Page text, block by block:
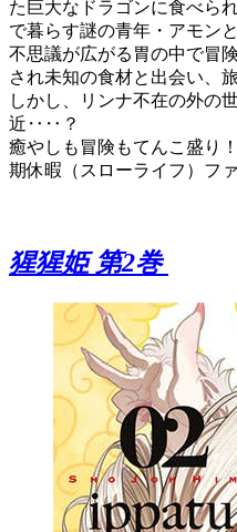
た巨大なドラゴンに食べら
で暮らす謎の青年・アモン
不思議が広がる胃の中で冒
され未知の食材と出会い、
しかし、リンナ不在の外の
近‥‥？
癒やしも冒険もてんこ盛り
期休暇（スローライフ）フ
猩猩姫 第2巻